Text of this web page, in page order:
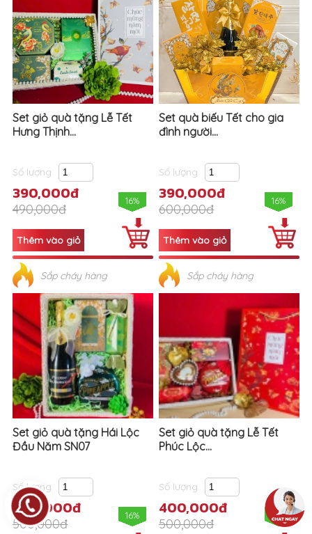
Set giỏ quà tặng Lễ Tết
Hưng Thịnh...
Số lượng
390,000đ
490,000đ
16%
Sắp cháy hàng
Set quà biếu Tết cho gia
đình người...
Số lượng
390,000đ
600,000đ
16%
Sắp cháy hàng
Set giỏ quà tặng Hái Lộc
Đầu Năm SN07
Số lượng
400,000đ
500,000đ
16%
Set giỏ quà tặng Lễ Tết
Phúc Lộc...
Số lượng
400,000đ
500,000đ
16%